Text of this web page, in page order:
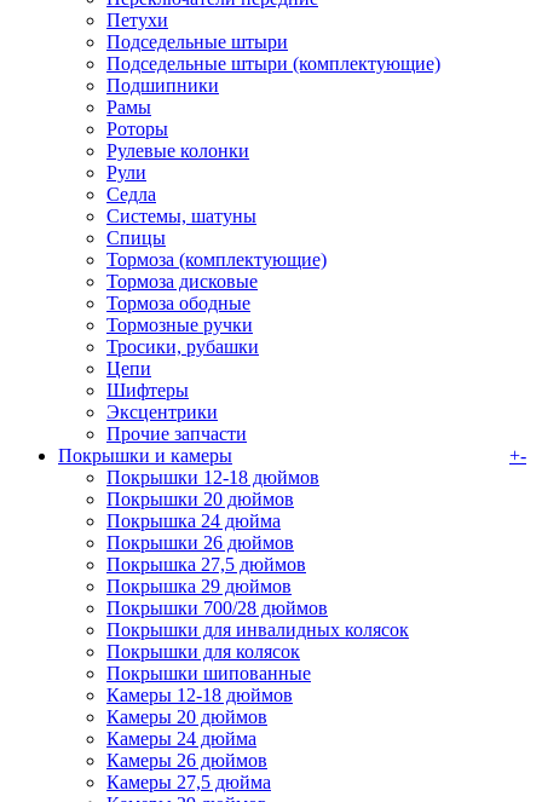
Петухи
Подседельные штыри
Подседельные штыри (комплектующие)
Подшипники
Рамы
Роторы
Рулевые колонки
Рули
Седла
Системы, шатуны
Спицы
Тормоза (комплектующие)
Тормоза дисковые
Тормоза ободные
Тормозные ручки
Тросики, рубашки
Цепи
Шифтеры
Эксцентрики
Прочие запчасти
Покрышки и камеры
+-
Покрышки 12-18 дюймов
Покрышки 20 дюймов
Покрышка 24 дюйма
Покрышки 26 дюймов
Покрышка 27,5 дюймов
Покрышка 29 дюймов
Покрышки 700/28 дюймов
Покрышки для инвалидных колясок
Покрышки для колясок
Покрышки шипованные
Камеры 12-18 дюймов
Камеры 20 дюймов
Камеры 24 дюйма
Камеры 26 дюймов
Камеры 27,5 дюйма